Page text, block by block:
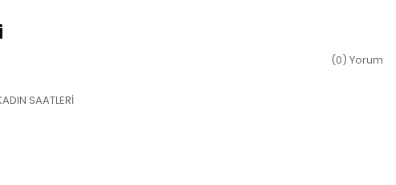
(0) Yorum
SAATLERİ